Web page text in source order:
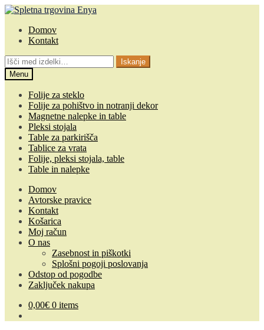
Skip
navigation
Skip
contentDomov
Kontakt
Išči:
Iskanje
Menu
Folije za steklo
Folije za pohištvo in notranji dekor
Magnetne nalepke in table
Pleksi stojala
Table za parkirišča
Tablice za vrata
Folije, pleksi stojala, table
Table in nalepke
Domov
Avtorske pravice
Kontakt
Košarica
Moj račun
O nas
Zasebnost in piškotki
Splošni pogoji poslovanja
Odstop od pogodbe
Zaključek nakupa
0,00€ 0 items